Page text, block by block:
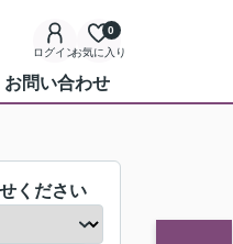
ログインお気に入り
0
お問い合わせ
ください